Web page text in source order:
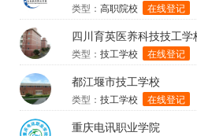
类型：高职院校 在线登记
四川育英医养科技技工学
类型：技工学校 在线登记
都江堰市技工学校
类型：技工学校 在线登记
重庆电讯职业学院